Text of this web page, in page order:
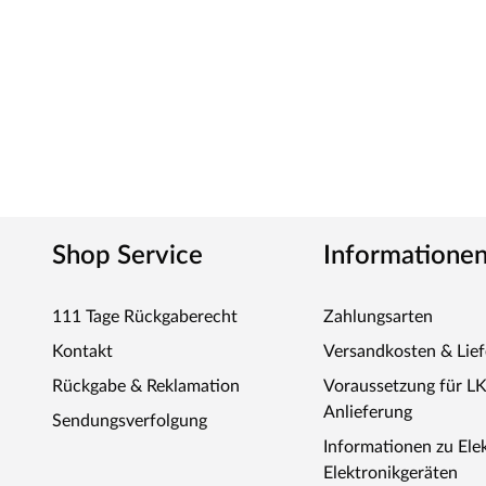
Shop Service
111 Tage Rückgaberecht
Kontakt
Rückgabe & Reklamation
Sendungsverfolgung
Informationen
Zahlungsarten
Versandkosten &
Voraussetzung für
Anlieferung
Informationen zu
Elektronikgeräten